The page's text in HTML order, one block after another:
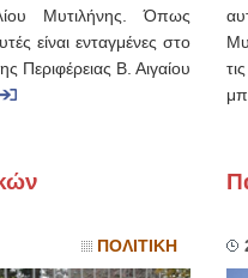
Μυτιλήνης. Όπως
είναι ενταγμένες στο
Περιφέρειας Β. Αιγαίου
ΠΟΛΙΤΙΚΗ